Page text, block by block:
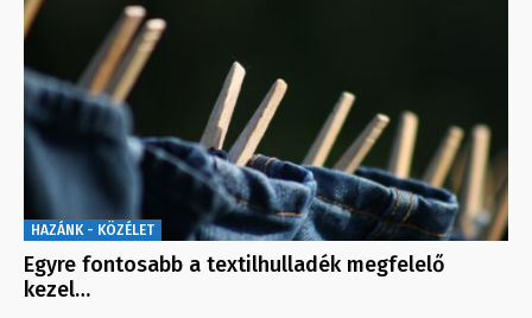
HAZÁNK - KÖZÉLET
Egyre fontosabb a textilhulladék megfelelő
kezel…